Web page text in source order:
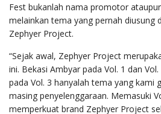
Fest bukanlah nama promotor
melainkan tema yang pernah diusung
Zephyer Project.
“Sejak awal, Zephyer Project
ini. Bekasi Ambyar pada Vol. 1 dan
pada Vol. 3 hanyalah tema yang kami
masing penyelenggaraan. Memasuki
memperkuat brand Zephyer Project